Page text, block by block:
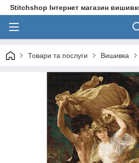
Stitchshop Інтернет магазин
Товари та послуги Вишивка